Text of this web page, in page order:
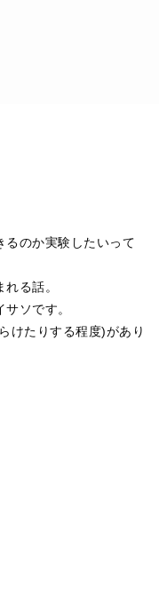
るのか実験したいって
る話。
ソです。
けたりする程度)があり